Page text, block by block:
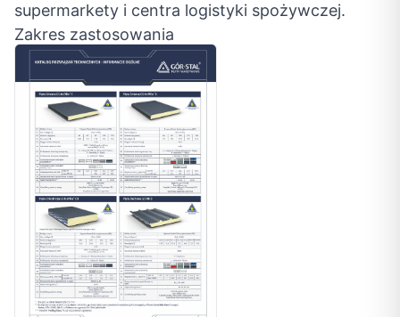
supermarkety i centra logistyki spożywczej.
Zakres zastosowania